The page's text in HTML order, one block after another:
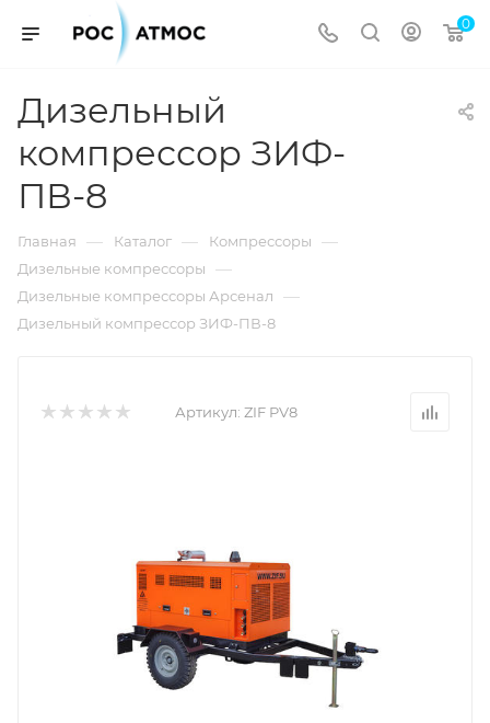
0
Дизельный
компрессор ЗИФ-
ПВ-8
Главная — Каталог — Компрессоры —
Дизельные компрессоры —
Дизельные компрессоры Арсенал —
Дизельный компрессор ЗИФ-ПВ-8
Артикул: ZIF PV8